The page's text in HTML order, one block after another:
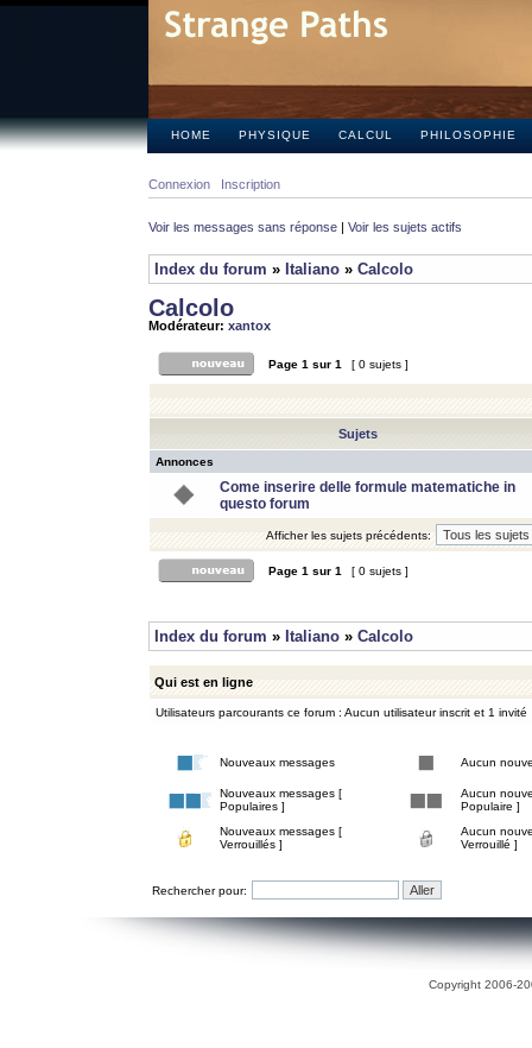
HOME PHYSIQUE CALCUL PHILOSOPHIE
Connexion Inscription
Voir les messages sans réponse | Voir les sujets actifs
Index du forum » Italiano » Calcolo
Calcolo
Modérateur: xantox
Page 1 sur 1 [ 0 sujets ]
Sujets
Annonces
Come inserire delle formule matematiche in
questo forum
Afficher les sujets précédents:
Page 1 sur 1 [ 0 sujets ]
Index du forum » Italiano » Calcolo
Qui est en ligne
Utilisateurs parcourants ce forum : Aucun utilisateur inscrit et 1 invité
Nouveaux messages Aucun
Nouveaux messages [
Populaires ]
Aucun
Populaire ]
Nouveaux messages [
Verrouillés ]
Aucun
Verrouillé ]
Rechercher pour:
Copyright 2006-